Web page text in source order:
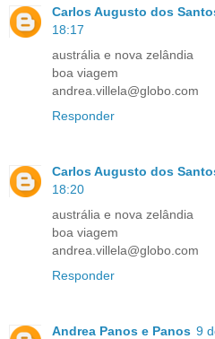
Carlos Augusto dos
18:17
austrália e nova zelândia
boa viagem
andrea.villela@globo.com
Responder
Carlos Augusto dos
18:20
austrália e nova zelândia
boa viagem
andrea.villela@globo.com
Responder
Andrea Panos e Panos 9